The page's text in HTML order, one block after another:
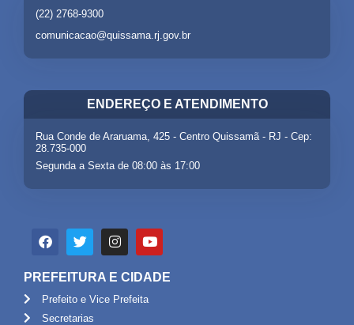
(22) 2768-9300
comunicacao@quissama.rj.gov.br
ENDEREÇO E ATENDIMENTO
Rua Conde de Araruama, 425 - Centro Quissamã - RJ - Cep:
28.735-000
Segunda a Sexta de 08:00 às 17:00
PREFEITURA E CIDADE
Prefeito e Vice Prefeita
Secretarias